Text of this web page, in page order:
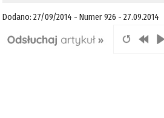
Dodano: 27/09/2014 - Numer 926 - 27.09.2014